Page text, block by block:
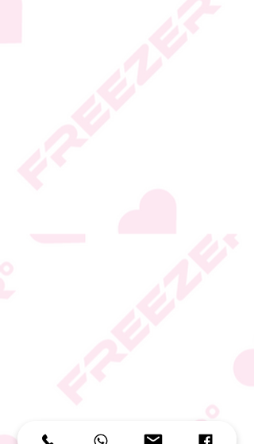
החברה
* ט.ל.ח.